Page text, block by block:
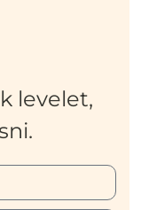
levelet,